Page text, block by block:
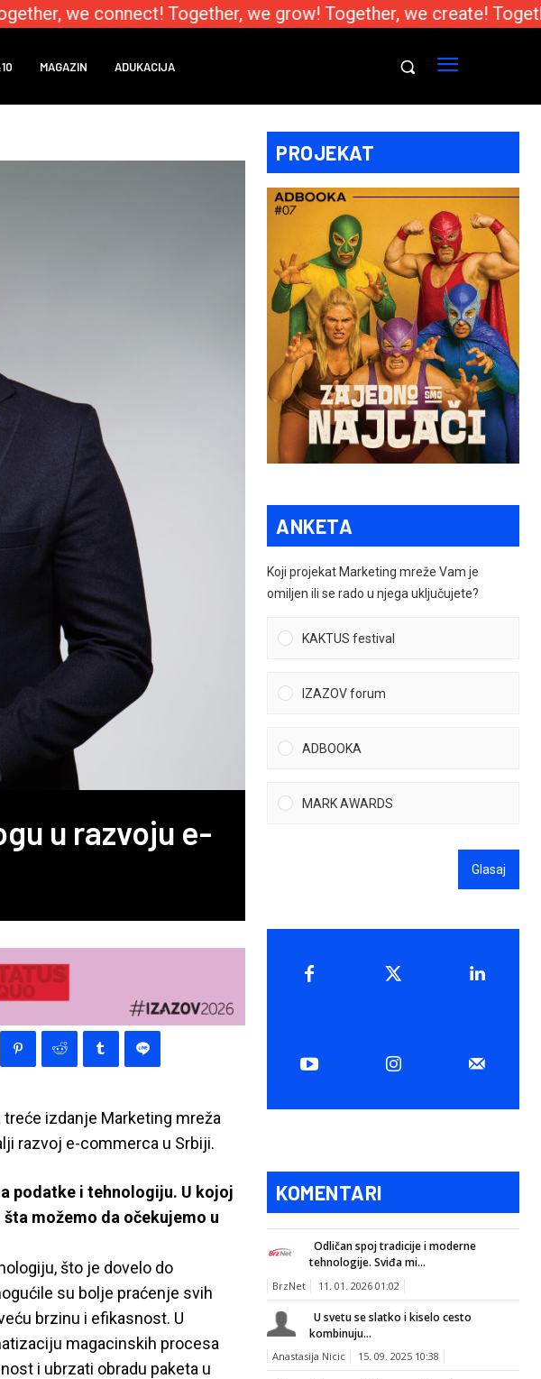
we connect! Together, we grow! Together, we create!
MAGAZIN ADUKACIJA
u razvoju e-
treće izdanje Marketing mreža
razvoj e-commerca u Srbiji.
podatke i tehnologiju. U kojoj
možemo da očekujemo u
što je dovelo do
su bolje praćenje svih
brzinu i efikasnost. U
magacinskih procesa
i ubrzati obradu paketa u
PROJEKAT
ANKETA
Koji projekat Marketing mreže Vam je
omiljen ili se rado u njega uključujete?
KAKTUS festival
IZAZOV forum
ADBOOKA
MARK AWARDS
Glasaj
KOMENTARI
Odličan spoj tradicije i moderne
tehnologije. Sviđa mi...
BrzNet 11. 01. 2026 01:02
U svetu se slatko i kiselo cesto
kombinuju...
Anastasija Nicic 15. 09. 2025 10:38